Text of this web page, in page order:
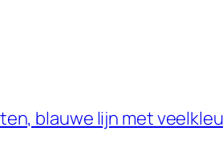
blauwe lijn met